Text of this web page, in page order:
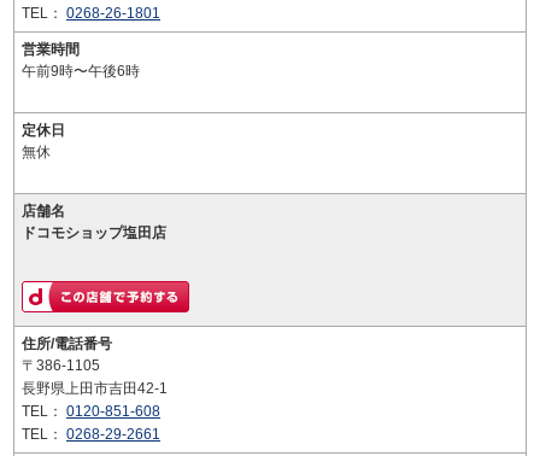
TEL： 0268-26-1801
営業時間
午前9時〜午後6時
定休日
無休
店舗名
ドコモショップ塩田店
住所/電話番号
〒386-1105
長野県上田市吉田42-1
TEL： 0120-851-608
TEL： 0268-29-2661